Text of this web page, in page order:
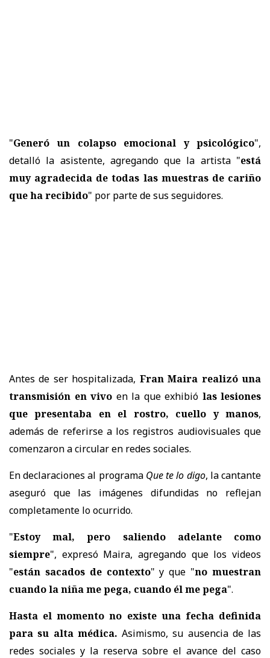
"Generó un colapso emocional y psicológico",
detalló la asistente, agregando que la artista "está
muy agradecida de todas las muestras de cariño
que ha recibido" por parte de sus seguidores.
Antes de ser hospitalizada, Fran Maira realizó una
transmisión en vivo en la que exhibió las lesiones
que presentaba en el rostro, cuello y manos,
además de referirse a los registros audiovisuales que
comenzaron a circular en redes sociales.
En declaraciones al programa Que te lo digo, la cantante
aseguró que las imágenes difundidas no reflejan
completamente lo ocurrido.
"Estoy mal, pero saliendo adelante como
siempre", expresó Maira, agregando que los videos
"están sacados de contexto" y que "no muestran
cuando la niña me pega, cuando él me pega".
Hasta el momento no existe una fecha definida
para su alta médica. Asimismo,su ausencia de las
redes sociales y la reserva sobre el avance del caso